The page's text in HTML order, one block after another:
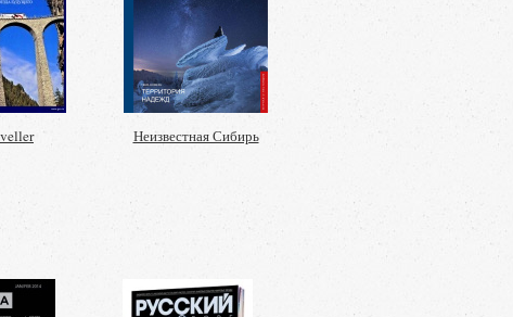
Неизвестная Сибирь